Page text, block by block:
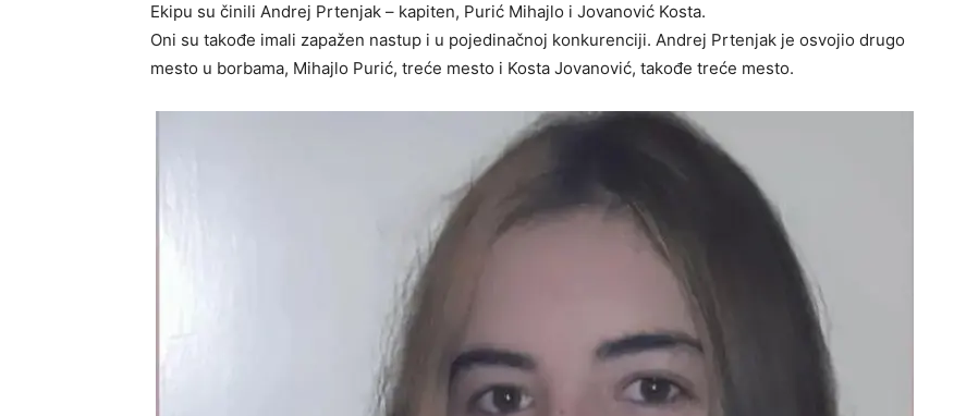
Ekipu su činili Andrej Prtenjak – kapiten, Purić Mihajlo i Jovanović Kosta.
Oni su takođe imali zapažen nastup i u pojedinačnoj konkurenciji. Andrej Prtenjak je osvojio drugo
mesto u borbama, Mihajlo Purić, treće mesto i Kosta Jovanović, takođe treće mesto.